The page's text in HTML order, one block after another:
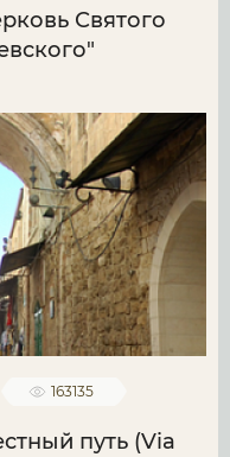
Святого
163135
путь (Via